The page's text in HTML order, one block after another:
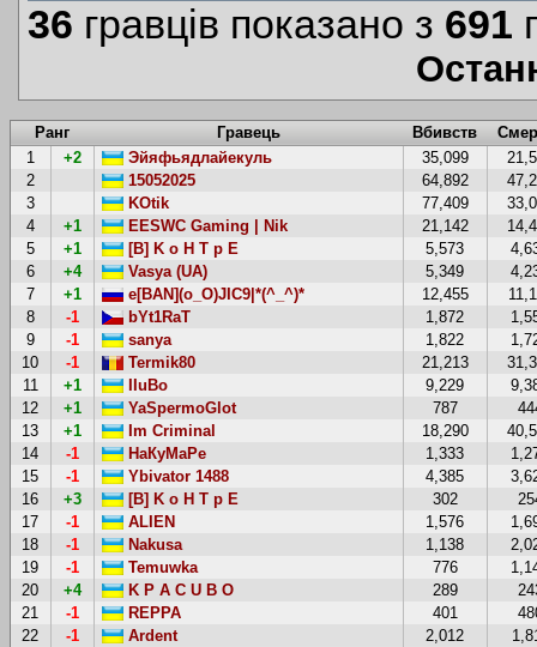
36 гравців показано з 691
Ранг Гравець Вбивств
1
+2 Эйяфьядлайекуль 35,099
2
15052025 64,892
3
KOtik 77,409
4
+1 EESWC Gaming | Nik 21,142
5
+1 [B] K o H T p E 5,573
6
+4 Vasya (UA) 5,349
7
+1 e[BAN](o_O)JIC9|*(^_^)* 12,455
8
-1 bYt1RaT 1,872
9
-1 sanya 1,822
10
-1 Termik80 21,213
11
+1 IIuBo 9,229
12
+1 YaSpermoGlot 787
13
+1 Im Criminal 18,290
14
-1 НаКуМаРе 1,333
15
-1 Ybivator 1488 4,385
16
+3 [B] K o H T p E 302
17
-1 ALIEN 1,576
18
-1 Nakusa 1,138
19
-1 Temuwka 776
20
+4 K P A C U B O 289
21
-1 REPPA 401
22
-1 Ardent 2,012